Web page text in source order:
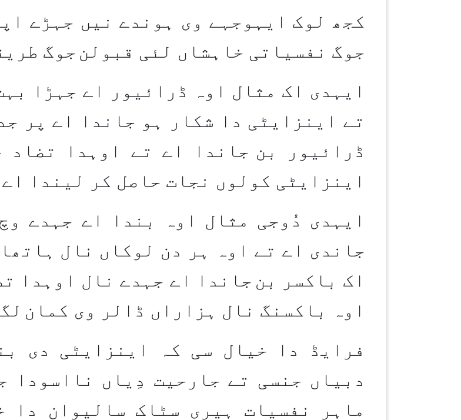
کجھ لوک ایہوجہے وی ہوندے نیں جہڑے
جوگ نفسیاتی خاہشاں لئی قبولن جوگ
ایہدی اک مثال اوہ ڈرائیور اے جہڑا
تے اینزایٹی دا شکار ہو جاندا اے پر
ڈرائیور بن جاندا اے تے اوہدا تضاد
اینزایٹی کولوں نجات حاصل کر لیندا
ایہدی دُوجی مثال اوہ بندا اے جہدے
جاندی اے تے اوہ ہر دن لوکاں نال
اک باکسر بن جاندا اے جہدے نال اوہدا
اوہ باکسنگ نال ہزاراں ڈالر وی کمان
فرایڈ دا خیال سی کہ اینزایٹی دی
دبیاں جنسی تے جارحیت دِیاں نااسودا
ماہر نفسیات ہیری سٹاک سالیوان دا